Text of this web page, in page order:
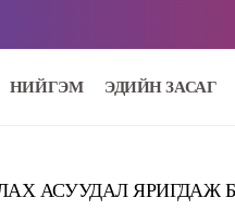
НИЙГЭМ ЭДИЙН ЗАСАГ
АСУУДАЛ